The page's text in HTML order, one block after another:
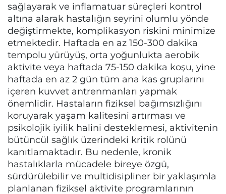
sağlayarak ve inflamatuar süreçleri kontrol
altına alarak hastalığın seyrini olumlu yönde
değiştirmekte, komplikasyon riskini minimize
etmektedir. Haftada en az 150-300 dakika
tempolu yürüyüş, orta yoğunlukta aerobik
aktivite veya haftada 75-150 dakika koşu, yine
haftada en az 2 gün tüm ana kas gruplarını
içeren kuvvet antrenmanları yapmak
önemlidir. Hastaların fiziksel bağımsızlığını
koruyarak yaşam kalitesini artırması ve
psikolojik iyilik halini desteklemesi, aktivitenin
bütüncül sağlık üzerindeki kritik rolünü
kanıtlamaktadır. Bu nedenle, kronik
hastalıklarla mücadele bireye özgü,
sürdürülebilir ve multidisipliner bir yaklaşımla
planlanan fiziksel aktivite programlarının